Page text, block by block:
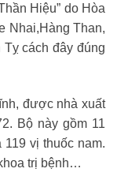
Hiệu” do Hòa
Nhai,Hàng Than,
cách đây đúng
được nhà xuất
Bộ này gồm 11
vị thuốc nam.
trị bệnh…